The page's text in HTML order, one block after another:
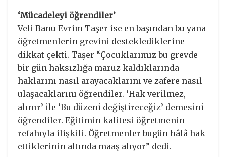
‘Mücadeleyi öğrendiler’
Veli Banu Evrim Taşer ise en başından bu yana
öğretmenlerin grevini desteklediklerine
dikkat çekti. Taşer “Çocuklarımız bu grevde
bir gün haksızlığa maruz kaldıklarında
haklarını nasıl arayacaklarını ve zafere nasıl
ulaşacaklarını öğrendiler. ‘Hak verilmez,
alınır’ ile ‘Bu düzeni değiştireceğiz’ demesini
öğrendiler. Eğitimin kalitesi öğretmenin
refahıyla ilişkili. Öğretmenler bugün hâlâ hak
ettiklerinin altında maaş alıyor” dedi.